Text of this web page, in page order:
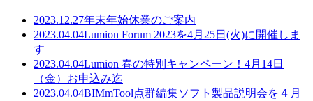
2023.12.27年末年始休業のご案内
2023.04.04Lumion Forum 2023を4月25日(火)に開催しま
す
2023.04.04Lumion 春の特別キャンペーン！4月14日
（金）お申込み迄
2023.04.04BIMmTool点群編集ソフト製品説明会を４月